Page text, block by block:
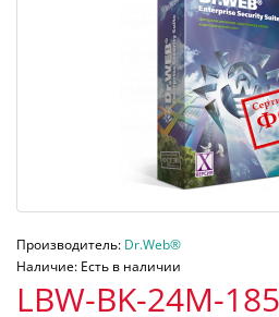
Производитель: Dr.Web®
Наличие: Есть в наличии
LBW-BK-24M-